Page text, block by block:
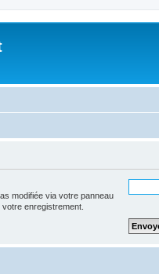
modifiée via votre panneau
votre enregistrement.